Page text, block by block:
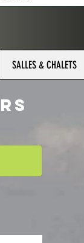
SALLES & CHALETS